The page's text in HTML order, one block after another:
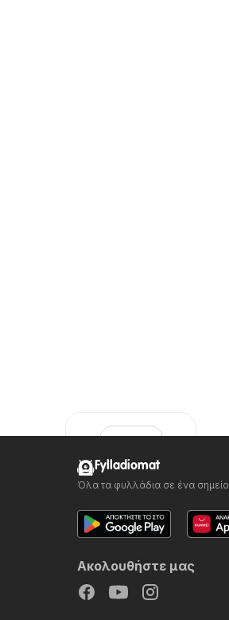
Fylladiomat
Όλα τα φυλλάδια σε ένα σημείο
Ακολουθήστε μας